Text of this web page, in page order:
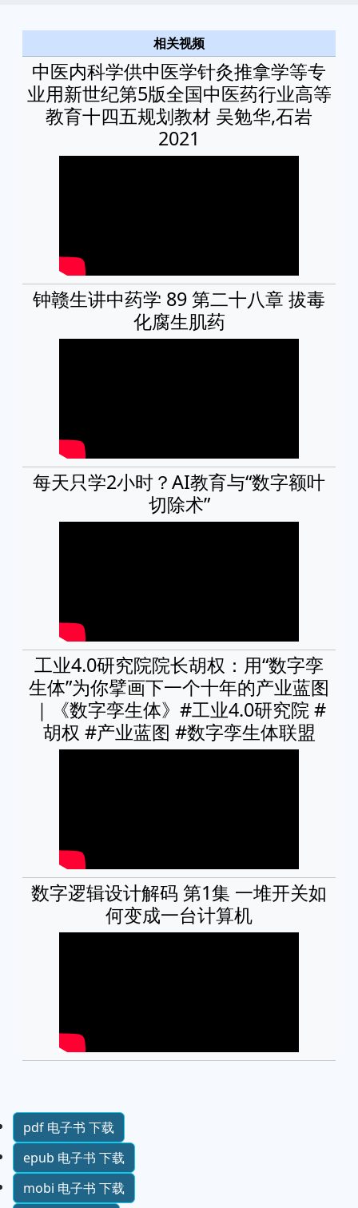
相关视频
中医内科学供中医学针灸推拿学等专
业用新世纪第5版全国中医药行业高等
教育十四五规划教材 吴勉华,石岩
2021
钟赣生讲中药学 89 第二十八章 拔毒
化腐生肌药
每天只学2小时？AI教育与“数字额叶
切除术”
工业4.0研究院院长胡权：用“数字孪
生体”为你擘画下一个十年的产业蓝图
｜《数字孪生体》#工业4.0研究院 #
胡权 #产业蓝图 #数字孪生体联盟
数字逻辑设计解码 第1集 一堆开关如
何变成一台计算机
pdf 电子书 下载
epub 电子书 下载
mobi 电子书 下载